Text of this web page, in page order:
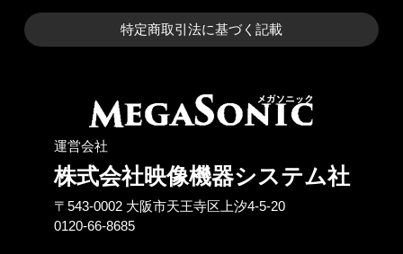
特定商取引法に基づく記載
運営会社
株式会社映像機器システム社
〒543-0002 ⼤阪市天王寺区上汐4-5-20
0120-66-8685